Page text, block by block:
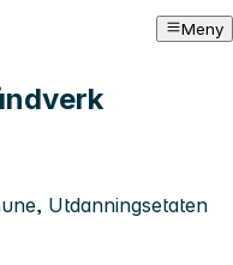
Meny
Utdanningsetaten